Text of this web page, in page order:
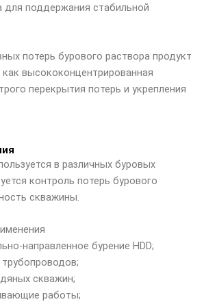
для поддержания стабильной
потерь бурового раствора продукт
высококонцентрированная
перекрытия потерь и укрепления
в различных буровых
контроль потерь бурового
скважины.
направленное бурение HDD;
скважин;
работы;